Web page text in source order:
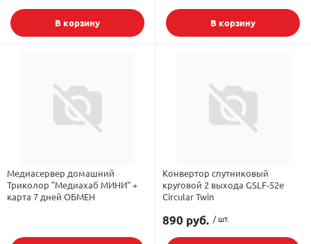
В корзину В корзину
Медиасервер домашний
Триколор "Медиахаб МИНИ" +
карта 7 дней ОБМЕН
Конвертор спутниковый
круговой 2 выхода GSLF-52e
Circular Twin
890 руб. / шт.